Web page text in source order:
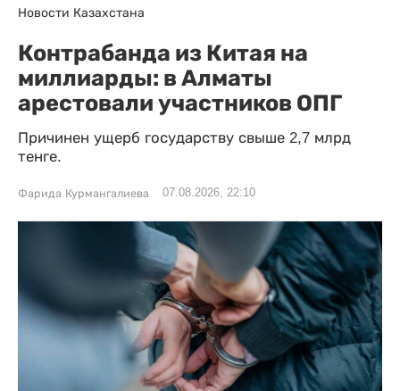
Новости Казахстана
Контрабанда из Китая на
миллиарды: в Алматы
арестовали участников ОПГ
Причинен ущерб государству свыше 2,7 млрд
тенге.
Фарида Курмангалиева 07.08.2026, 22:10